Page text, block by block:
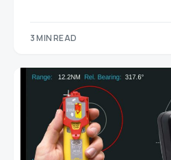
3 MIN READ